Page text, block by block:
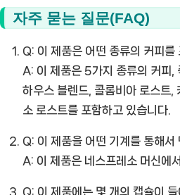
자주 묻는 질문(FAQ)
Q: 이 제품은 어떤 종류의 커피를
A: 이 제품은 5가지 종류의 커피,
하우스 블렌드, 콜롬비아 로스트,
소 로스트를 포함하고 있습니다.
Q: 이 제품을 어떤 기계를 통해서
A: 이 제품은 네스프레소 머신에
Q: 이 제품에는 몇 개의 캡슐이